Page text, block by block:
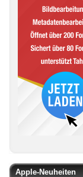
Apple-Neuheiten